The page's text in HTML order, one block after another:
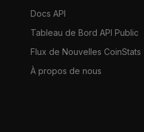
Docs API
Tableau de Bord API Public
Flux de Nouvelles CoinStats
À propos de nous